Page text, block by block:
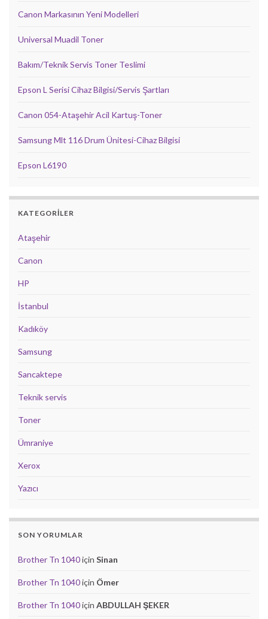
Canon Markasının Yeni Modelleri
Universal Muadil Toner
Bakım/Teknik Servis Toner Teslimi
Epson L Serisi Cihaz Bilgisi/Servis Şartları
Canon 054-Ataşehir Acil Kartuş-Toner
Samsung Mlt 116 Drum Ünitesi-Cihaz Bilgisi
Epson L6190
KATEGORILER
Ataşehir
Canon
HP
İstanbul
Kadıköy
Samsung
Sancaktepe
Teknik servis
Toner
Ümraniye
Xerox
Yazıcı
SON YORUMLAR
Brother Tn 1040için Sinan
Brother Tn 1040için Ömer
Brother Tn 1040için ABDULLAH ŞEKER